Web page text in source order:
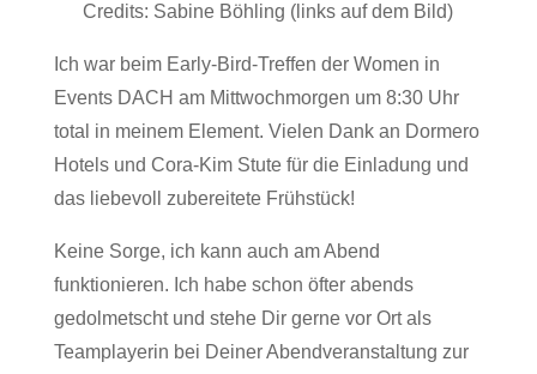
Credits: Sabine Böhling (links auf dem Bild)
Ich war beim Early-Bird-Treffen der Women in
Events DACH am Mittwochmorgen um 8:30 Uhr
total in meinem Element. Vielen Dank an Dormero
Hotels und Cora-Kim Stute für die Einladung und
das liebevoll zubereitete Frühstück!
Keine Sorge, ich kann auch am Abend
funktionieren. Ich habe schon öfter abends
gedolmetscht und stehe Dir gerne vor Ort als
Teamplayerin bei Deiner Abendveranstaltung zur